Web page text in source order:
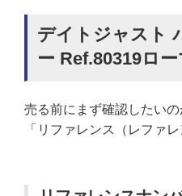
デイトジャスト
ー Ref.80319ロ
売る前にまず確認したい
「リファレンス（レファ